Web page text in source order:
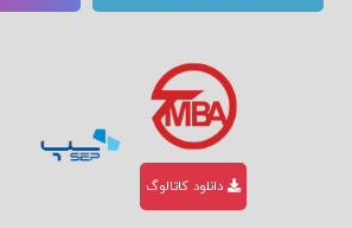
دانلود کاتالوگ